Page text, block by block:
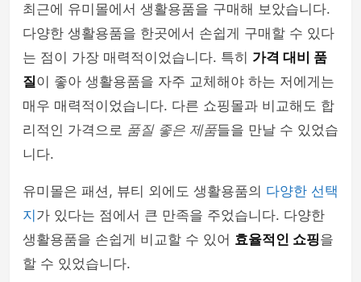
최근에 유미몰에서 생활용품을 구매해 보았습니다.
다양한 생활용품을 한곳에서 손쉽게 구매할 수 있다
는 점이 가장 매력적이었습니다. 특히 가격 대비 품
질이 좋아 생활용품을 자주 교체해야 하는 저에게는
매우 매력적이었습니다. 다른 쇼핑몰과 비교해도 합
리적인 가격으로 품질 좋은 제품들을 만날 수 있었습
니다.
유미몰은 패션, 뷰티 외에도 생활용품의 다양한 선택
지 가 있다는 점에서 큰 만족을 주었습니다. 다양한
생활용품을 손쉽게 비교할 수 있어 효율적인 쇼핑을
할 수 있었습니다.